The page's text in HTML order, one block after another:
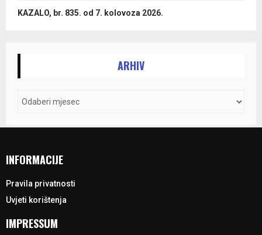
KAZALO, br. 835. od 7. kolovoza 2026.
ARHIV
INFORMACIJE
Pravila privatnosti
Uvjeti korištenja
IMPRESSUM